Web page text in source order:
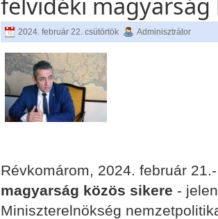
2024. február 22. csütörtök Adminisztrátor
Révkomárom, 2024. február
magyarság közös sikere -
Miniszterelnökség